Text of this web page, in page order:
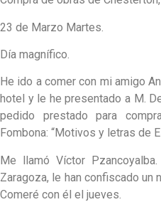
23 de Marzo Martes.
Día magnífico.
He ido a comer con mi amigo
hotel y le he presentado a M.
pedido prestado para
Fombona: “Motivos y letras de
Me llamó Víctor
Zaragoza, le han confiscado un
Comeré con él el jueves.